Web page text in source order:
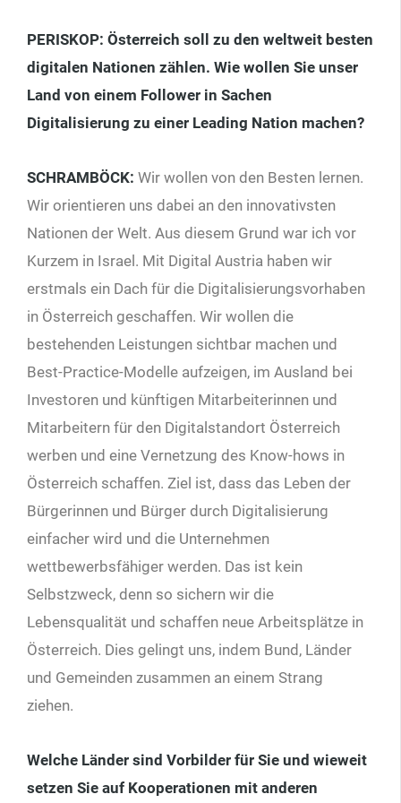
PERISKOP: Österreich soll zu den weltweit besten
digitalen Nationen zählen. Wie wollen Sie unser
Land von einem Follower in Sachen
Digitalisierung zu einer Leading Nation machen?
SCHRAMBÖCK: Wir wollen von den Besten lernen.
Wir orientieren uns dabei an den innovativsten
Nationen der Welt. Aus diesem Grund war ich vor
Kurzem in Israel. Mit Digital Austria haben wir
erstmals ein Dach für die Digitalisierungsvorhaben
in Österreich geschaffen. Wir wollen die
bestehenden Leistungen sichtbar machen und
Best-Practice-Modelle aufzeigen, im Ausland bei
Investoren und künftigen Mitarbeiterinnen und
Mitarbeitern für den Digitalstandort Österreich
werben und eine Vernetzung des Know-hows in
Österreich schaffen. Ziel ist, dass das Leben der
Bürgerinnen und Bürger durch Digitalisierung
einfacher wird und die Unternehmen
wettbewerbsfähiger werden. Das ist kein
Selbstzweck, denn so sichern wir die
Lebensqualität und schaffen neue Arbeitsplätze in
Österreich. Dies gelingt uns, indem Bund, Länder
und Gemeinden zusammen an einem Strang
ziehen.
Welche Länder sind Vorbilder für Sie und wieweit
setzen Sie auf Kooperationen mit anderen